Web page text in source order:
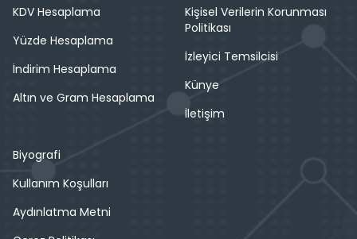
KDV Hesaplama
Yüzde Hesaplama
İndirim Hesaplama
Altın ve Gram Hesaplama
Kişisel Verilerin Korunması
Politikası
İzleyici Temsilcisi
Künye
İletişim
Biyografi
Kullanım Koşulları
Aydınlatma Metni